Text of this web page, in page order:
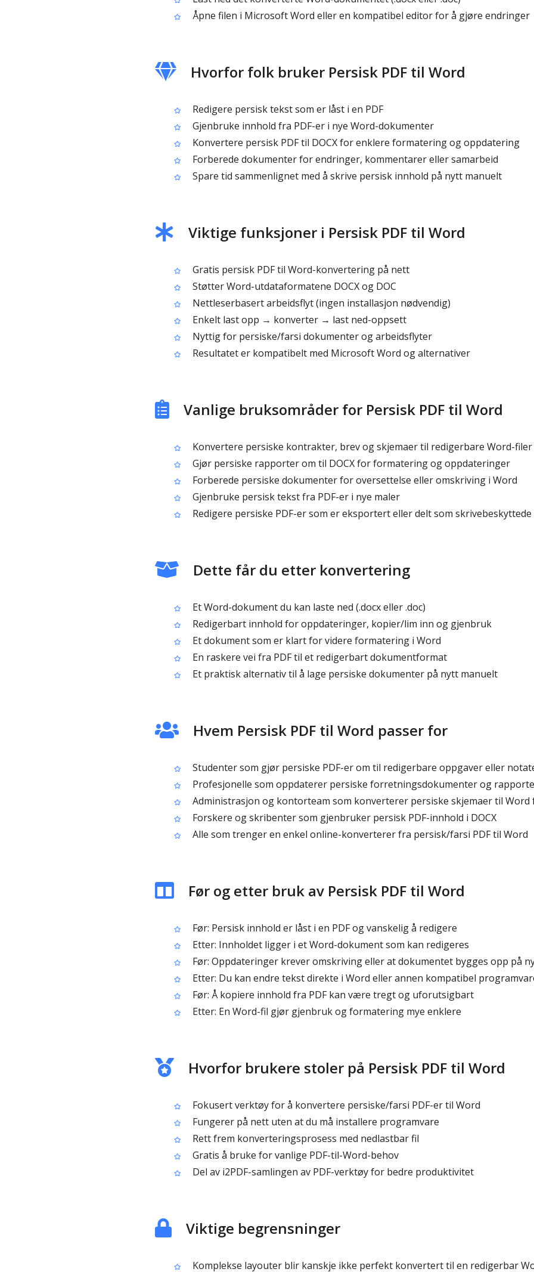
Åpne filen i Microsoft Word eller en kompatibel editor for å gjøre endringer
Hvorfor folk bruker Persisk PDF til Word
Redigere persisk tekst som er låst i en PDF
Gjenbruke innhold fra PDF-er i nye Word-dokumenter
Konvertere persisk PDF til DOCX for enklere formatering og oppdatering
Forberede dokumenter for endringer, kommentarer eller samarbeid
Spare tid sammenlignet med å skrive persisk innhold på nytt manuelt
Viktige funksjoner i Persisk PDF til Word
Gratis persisk PDF til Word-konvertering på nett
Støtter Word-utdataformatene DOCX og DOC
Nettleserbasert arbeidsflyt (ingen installasjon nødvendig)
Enkelt last opp → konverter → last ned-oppsett
Nyttig for persiske/farsi dokumenter og arbeidsflyter
Resultatet er kompatibelt med Microsoft Word og alternativer
Vanlige bruksområder for Persisk PDF til Word
Konvertere persiske kontrakter, brev og skjemaer til redigerbare Word-filer
Gjør persiske rapporter om til DOCX for formatering og oppdateringer
Forberede persiske dokumenter for oversettelse eller omskriving i Word
Gjenbruke persisk tekst fra PDF-er i nye maler
Redigere persiske PDF-er som er eksportert eller delt som
Dette får du etter konvertering
Et Word-dokument du kan laste ned (.docx eller .doc)
Redigerbart innhold for oppdateringer, kopier/lim inn og gjenbruk
Et dokument som er klart for videre formatering i Word
En raskere vei fra PDF til et redigerbart dokumentformat
Et praktisk alternativ til å lage persiske dokumenter på nytt manuelt
Hvem Persisk PDF til Word passer for
Studenter som gjør persiske PDF-er om til redigerbare oppgaver eller
Profesjonelle som oppdaterer persiske forretningsdokumenter og
Administrasjon og kontorteam som konverterer persiske skjemaer til
Forskere og skribenter som gjenbruker persisk PDF-innhold i DOCX
Alle som trenger en enkel online-konverterer fra persisk/farsi PDF til Word
Før og etter bruk av Persisk PDF til Word
Før: Persisk innhold er låst i en PDF og vanskelig å redigere
Etter: Innholdet ligger i et Word-dokument som kan redigeres
Før: Oppdateringer krever omskriving eller at dokumentet bygges opp på
Etter: Du kan endre tekst direkte i Word eller annen kompatibel
Før: Å kopiere innhold fra PDF kan være tregt og uforutsigbart
Etter: En Word-fil gjør gjenbruk og formatering mye enklere
Hvorfor brukere stoler på Persisk PDF til Word
Fokusert verktøy for å konvertere persiske/farsi PDF-er til Word
Fungerer på nett uten at du må installere programvare
Rett frem konverteringsprosess med nedlastbar fil
Gratis å bruke for vanlige PDF-til-Word-behov
Del av i2PDF-samlingen av PDF-verktøy for bedre produktivitet
Viktige begrensninger
Komplekse layouter blir kanskje ikke perfekt konvertert til en redigerbar